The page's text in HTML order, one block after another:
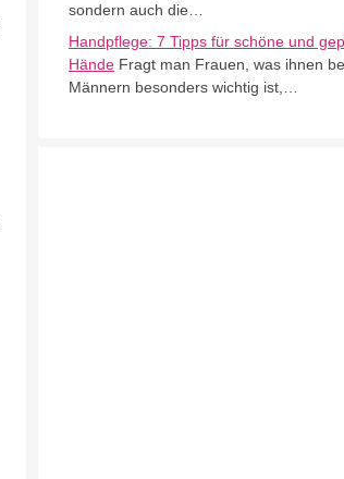
sondern auch die…
Handpflege: 7 Tipps für schöne und
HändeFragt man Frauen, was ihnen
Männern besonders wichtig ist,…